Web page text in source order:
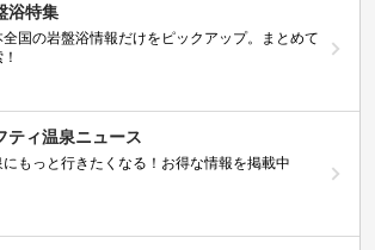
浴特集
全国の岩盤浴情報だけをピックアップ。まとめて
ティ温泉ニュース
にもっと行きたくなる！お得な情報を掲載中